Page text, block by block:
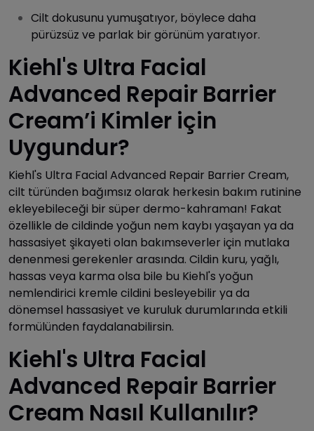
Cilt dokusunu yumuşatıyor, böylece daha
pürüzsüz ve parlak bir görünüm yaratıyor.
Kiehl's Ultra Facial
Advanced Repair Barrier
Cream’i Kimler için
Uygundur?
Kiehl's Ultra Facial Advanced Repair Barrier Cream,
cilt türünden bağımsız olarak herkesin bakım rutinine
ekleyebileceği bir süper dermo-kahraman! Fakat
özellikle de cildinde yoğun nem kaybı yaşayan ya da
hassasiyet şikayeti olan bakımseverler için mutlaka
denenmesi gerekenler arasında. Cildin kuru, yağlı,
hassas veya karma olsa bile bu Kiehl's yoğun
nemlendirici kremle cildini besleyebilir ya da
dönemsel hassasiyet ve kuruluk durumlarında etkili
formülünden faydalanabilirsin.
Kiehl's Ultra Facial
Advanced Repair Barrier
Cream Nasıl Kullanılır?